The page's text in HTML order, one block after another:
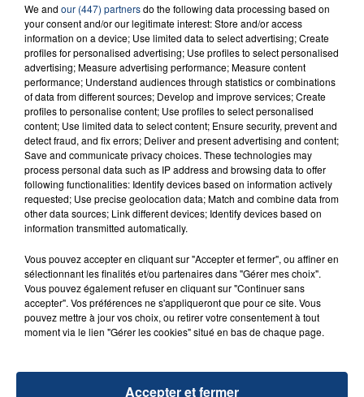
FIL D'ACTU
23 juillet 2026
INCENDIE MORTEL À LENS : UNE FEMME ET
SON BÉBÉ ENTRE LA VIE ET LA...
Un homme s'est immolé par le feu après avoir
aspergé sa compagne et leur bébé de trois mois
d'un liquide inflammable.
We and our (447) partnersdo the following data processing based on
your consent and/or our legitimate interest: Store and/or access
information on a device; Use limited data to select advertising; Create
profiles for personalised advertising; Use profiles to select personalised
advertising; Measure advertising performance; Measure content
performance; Understand audiences through statistics or combinations
of data from different sources; Develop and improve services; Create
profiles to personalise content; Use profiles to select personalised
content; Use limited data to select content; Ensure security, prevent and
detect fraud, and fix errors; Deliver and present advertising and content;
Save and communicate privacy choices. These technologies may
process personal data such as IP address and browsing data to offer
following functionalities: Identify devices based on information actively
requested; Use precise geolocation data; Match and combine data from
other data sources; Link different devices; Identify devices based on
information transmitted automatically.
Vous pouvez accepter en cliquant sur "Accepter et fermer", ou affiner en
sélectionnant les finalités et/ou partenaires dans "Gérer mes choix".
Vous pouvez également refuser en cliquant sur "Continuer sans
accepter". Vos préférences ne s'appliqueront que pour ce site. Vous
pouvez mettre à jour vos choix, ou retirer votre consentement à tout
moment via le lien "Gérer les cookies" situé en bas de chaque page.
Accepter et fermer